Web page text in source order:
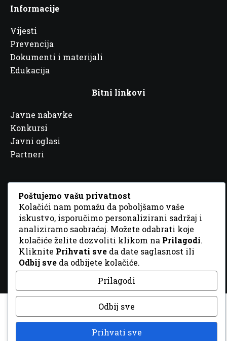
Informacije
Vijesti
Prevencija
Dokumenti i materijali
Edukacija
Bitni linkovi
Javne nabavke
Konkursi
Javni oglasi
Partneri
© 2026 Sva prava zadržana. DizajnGordonDM
Poštujemo vašu privatnost
Kolačići nam pomažu da poboljšamo vaše
iskustvo, isporučimo personalizirani sadržaj i
analiziramo saobraćaj. Možete odabrati koje
kolačiće želite dozvoliti klikom na Prilagodi.
Kliknite Prihvati sve da date saglasnost ili
Odbij sve da odbijete kolačiće.
Prilagodi
Odbij sve
Prihvati sve